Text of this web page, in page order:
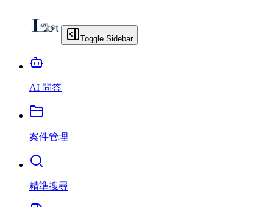
Toggle Sidebar
AI 問答
案件管理
精準搜尋